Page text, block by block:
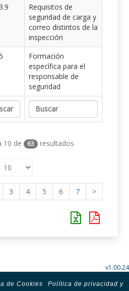
Requisitos de
seguridad de carga y
correo distintos de la
inspección
Formación
específica para el
responsable de
seguridad
10 de 63 resultados
3 4 5 6 7 >
v1.00.24
de Cookies
Política de privacidad y